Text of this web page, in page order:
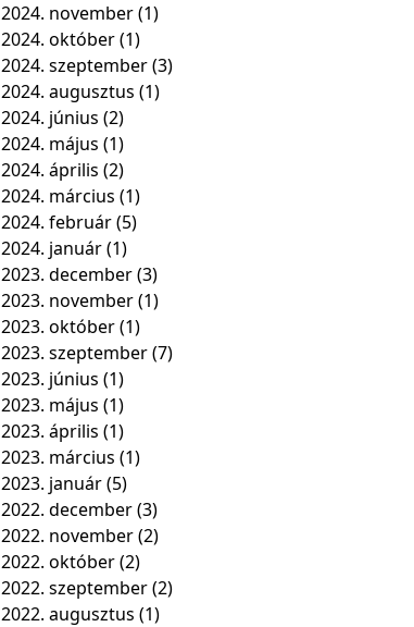
2024. november(1)
2024. október(1)
2024. szeptember(3)
2024. augusztus (1)
2024. június (2)
2024. május (1)
2024. április (2)
2024. március (1)
2024. február(5)
2024. január(1)
2023. december(3)
2023. november(1)
2023. október(1)
2023. szeptember(7)
2023. június (1)
2023. május (1)
2023. április (1)
2023. március (1)
2023. január(5)
2022. december(3)
2022. november(2)
2022. október(2)
2022. szeptember(2)
2022. augusztus (1)